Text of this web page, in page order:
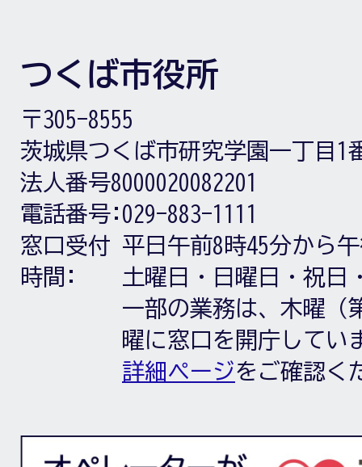
つくば市役所
〒305-8555
茨城県つくば市研究学園一丁目1
法人番号8000020082201
電話番号: 029-883-1111
窓口受付
時間:
平日午前8時45分から
土曜日・日曜日・祝日
一部の業務は、木曜（
曜に窓口を開庁してい
詳細ページをご確認く